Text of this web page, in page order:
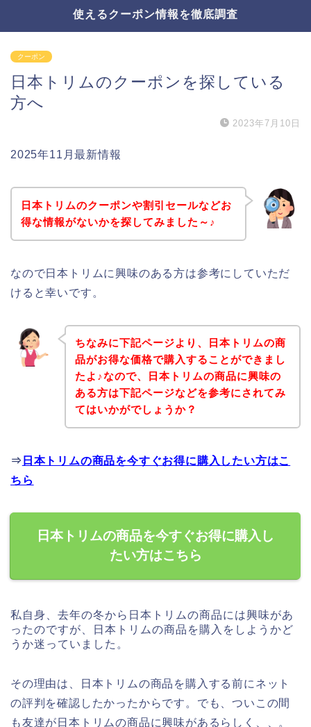
使えるクーポン情報を徹底調査
クーポン
日本トリムのクーポンを探している
方へ
2023年7月10日
2025年11月最新情報
日本トリムのクーポンや割引セールなどお
得な情報がないかを探してみました～♪
なので日本トリムに興味のある方は参考にしていただ
けると幸いです。
ちなみに下記ページより、日本トリムの商
品がお得な価格で購入することができまし
たよ♪なので、日本トリムの商品に興味の
ある方は下記ページなどを参考にされてみ
てはいかがでしょうか？
⇒ 日本トリムの商品を今すぐお得に購入したい方はこ
ちら
日本トリムの商品を今すぐお得に購入し
たい方はこちら
私自身、去年の冬から日本トリムの商品には興味があ
ったのですが、日本トリムの商品を購入をしようかど
うか迷っていました。
その理由は、日本トリムの商品を購入する前にネット
の評判を確認したかったからです。でも、ついこの間
も友達が日本トリムの商品に興味があるらしく、、。